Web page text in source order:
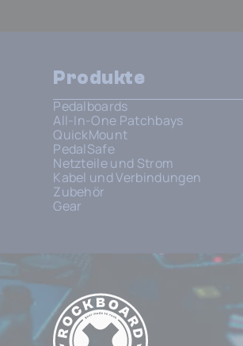
Produkte
Pedalboards
All-In-One Patchbays
QuickMount
PedalSafe
Netzteile und Strom
Kabel und Verbindungen
Zubehör
Gear